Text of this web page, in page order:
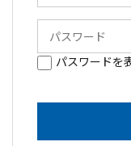
パスワードを